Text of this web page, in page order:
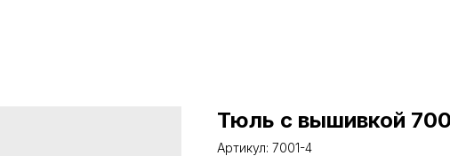
Тюль с вышивкой
Артикул: 7001-4